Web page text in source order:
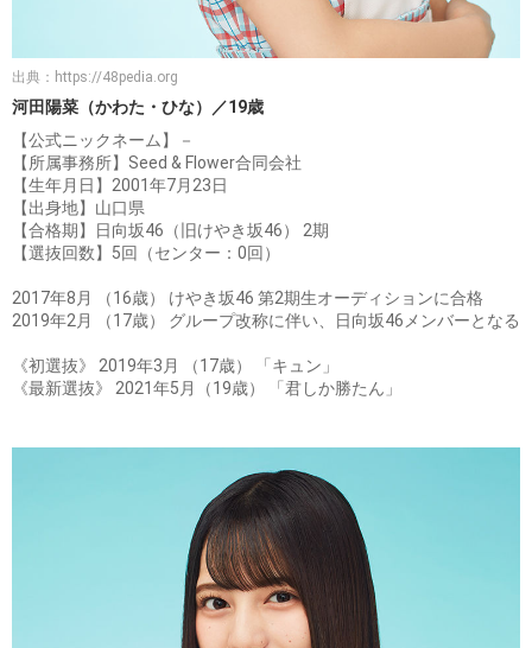
出典： https://48pedia.org
河田陽菜（かわた・ひな）／19歳
【公式ニックネーム】－
【所属事務所】Seed & Flower合同会社
【生年月日】2001年7月23日
【出身地】山口県
【合格期】日向坂46（旧けやき坂46） 2期
【選抜回数】5回（センター：0回）
2017年8月 （16歳） けやき坂46 第2期生オーディションに合格
2019年2月 （17歳） グループ改称に伴い、日向坂46メンバーとなる
《初選抜》 2019年3月 （17歳） 「キュン」
《最新選抜》 2021年5月（19歳） 「君しか勝たん」